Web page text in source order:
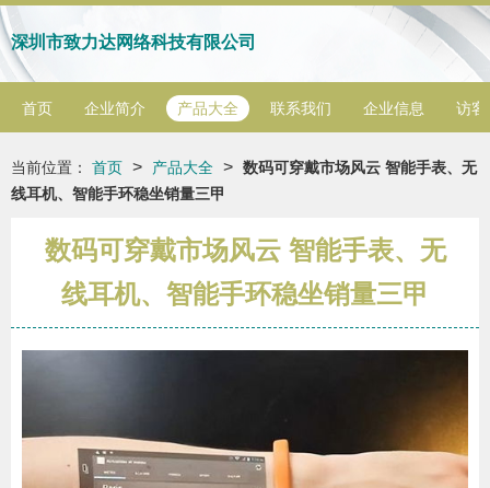
深圳市致力达网络科技有限公司
首页 企业简介 产品大全 联系我们 企业信息 访客
当前位置： 首页 > 产品大全 > 数码可穿戴市场风云 智能手表、无
线耳机、智能手环稳坐销量三甲
数码可穿戴市场风云 智能手表、无
线耳机、智能手环稳坐销量三甲